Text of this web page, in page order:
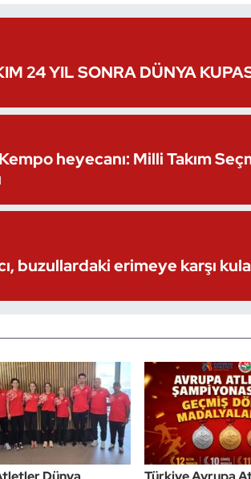
24 YIL SONRA DÜNYA
heyecanı: Milli Takım
buzullardaki erimeye karşı